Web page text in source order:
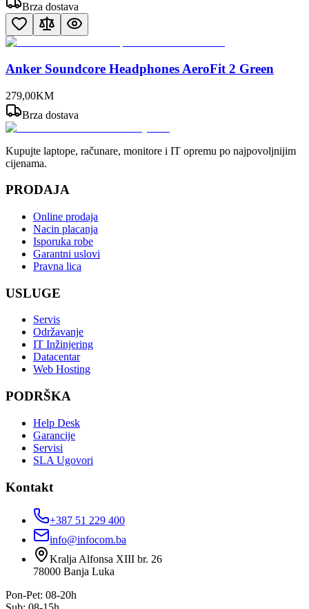
Brza dostava
Anker Soundcore Headphones AeroFit 2 Green
279,00KM
Brza dostava
Kupujte laptope, računare, monitore i IT opremu po najpovoljnijim
cijenama.
PRODAJA
Online prodaja
Nacin placanja
Isporuka robe
Garantni uslovi
Pravna lica
USLUGE
Servis
Održavanje
IT Inžinjering
Datacentar
Web Hosting
PODRŠKA
Help Desk
Garancije
Servisi
SLA Ugovori
Kontakt
+387 51 229 400
info@infocom.ba
Kralja Alfonsa XIII br. 26
78000 Banja Luka
Pon-Pet: 08-20h